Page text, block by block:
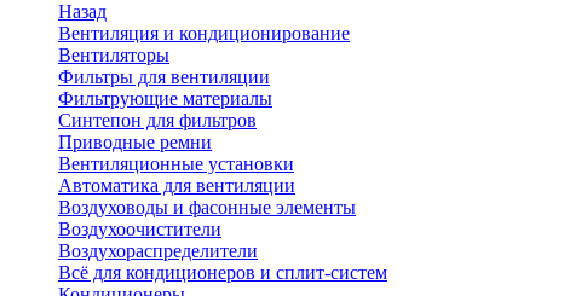
Назад
Вентиляция и кондиционирование
Вентиляторы
Фильтры для вентиляции
Фильтрующие материалы
Синтепон для фильтров
Приводные ремни
Вентиляционные установки
Автоматика для вентиляции
Воздуховоды и фасонные элементы
Воздухоочистители
Воздухораспределители
Всё для кондиционеров и сплит-систем